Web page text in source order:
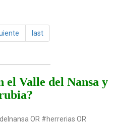
last
el Valle del Nansa y
OR #herrerias OR